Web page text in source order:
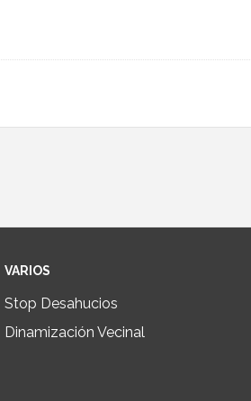
VARIOS
Stop Desahucios
Dinamización Vecinal